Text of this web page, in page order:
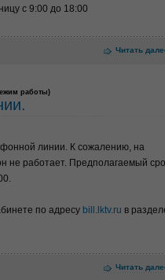
с 9:00 до 18:00
Читать
работы)
линии. К сожалению, на
не работает. Предполагаемый
по адресу bill.lktv.ru в
Читать